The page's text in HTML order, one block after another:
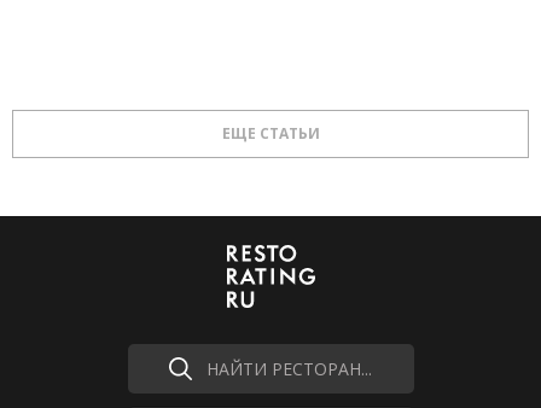
ЕЩЕ СТАТЬИ
НАЙТИ РЕСТОРАН...